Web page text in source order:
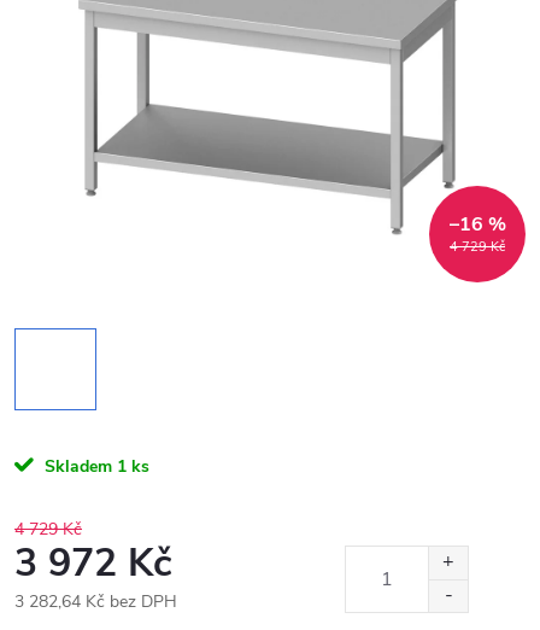
4 729 Kč
–16 %
Skladem 1 ks
4 729 Kč
3 972 Kč
3 282,64 Kč bez DPH